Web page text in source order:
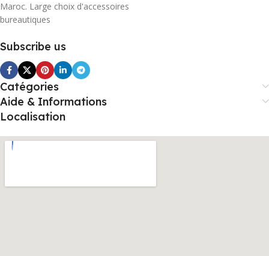
Maroc. Large choix d'accessoires
bureautiques
Subscribe us
Catégories
Aide & Informations
Localisation